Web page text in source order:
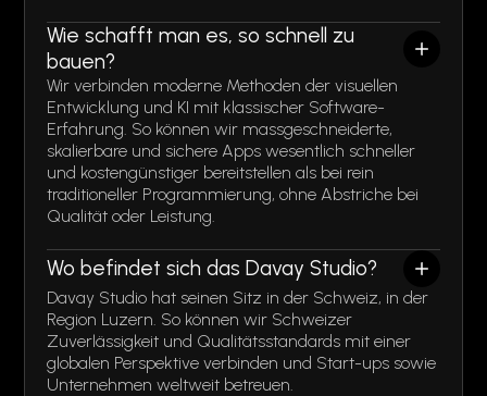
Wie schafft man es, so schnell zu
bauen?
Wir verbinden moderne Methoden der visuellen
Entwicklung und KI mit klassischer Software-
Erfahrung. So können wir massgeschneiderte,
skalierbare und sichere Apps wesentlich schneller
und kostengünstiger bereitstellen als bei rein
traditioneller Programmierung, ohne Abstriche bei
Qualität oder Leistung.
Wo befindet sich das Davay Studio?
Davay Studio hat seinen Sitz in der Schweiz, in der
Region Luzern. So können wir Schweizer
Zuverlässigkeit und Qualitätsstandards mit einer
globalen Perspektive verbinden und Start-ups sowie
Unternehmen weltweit betreuen.